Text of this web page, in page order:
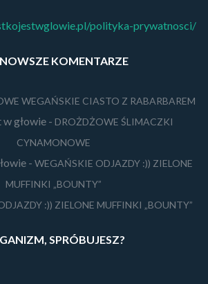
polityka-prywatnosci/
KOMENTARZE
WEGAŃSKIE CIASTO Z RABARBAREM
głowie- DROŻDŻOWE ŚLIMACZKI
CYNAMONOWE
- WEGAŃSKIE ODJAZDY :)) ZIELONE
MUFFINKI „BOUNTY”
:)) ZIELONE MUFFINKI „BOUNTY”
SPRÓBUJESZ?